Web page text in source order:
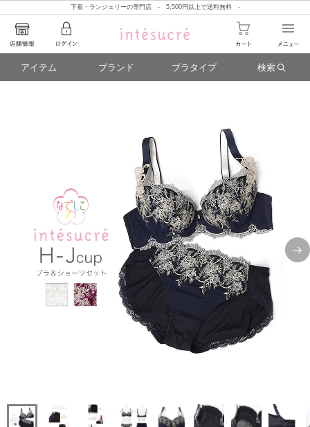
下着・ランジェリーの専門店 - 5,500円以上で送料無料 -
アイテム ブランド ブラタイプ 検索